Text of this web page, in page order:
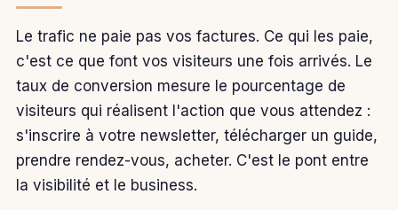
Le trafic ne paie pas vos factures. Ce qui les paie,
c'est ce que font vos visiteurs une fois arrivés. Le
taux de conversion mesure le pourcentage de
visiteurs qui réalisent l'action que vous attendez :
s'inscrire à votre newsletter, télécharger un guide,
prendre rendez-vous, acheter. C'est le pont entre
la visibilité et le business.